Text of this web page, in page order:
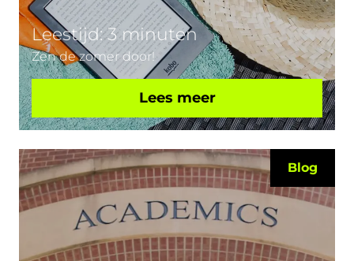
Zen de zomer door!
Leestijd: 3 minuten
Lees meer
Blog